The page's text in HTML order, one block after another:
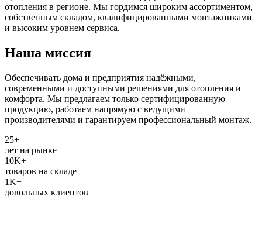
отопления в регионе. Мы гордимся широким ассортиментом,
собственным складом, квалифицированными монтажниками
и высоким уровнем сервиса.
Наша миссия
Обеспечивать дома и предприятия надёжными,
современными и доступными решениями для отопления и
комфорта. Мы предлагаем только сертифицированную
продукцию, работаем напрямую с ведущими
производителями и гарантируем профессиональный монтаж.
25+
лет на рынке
10K+
товаров на складе
1K+
довольных клиентов